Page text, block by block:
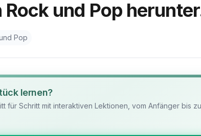
und Pop
Pop
lernen?
für Schritt mit interaktiven Lektionen, vom Anfänger bis